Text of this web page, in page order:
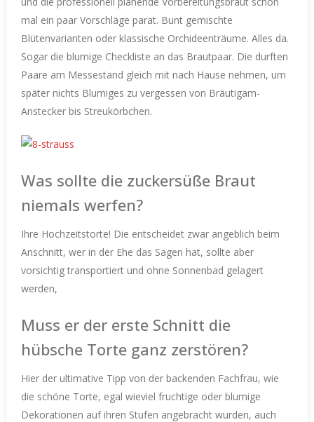
mal ein paar Vorschläge parat. Bunt gemischte
Blütenvarianten oder klassische Orchideenträume. Alles da.
Sogar die blumige Checkliste an das Brautpaar. Die durften
Paare am Messestand gleich mit nach Hause nehmen, um
später nichts Blumiges zu vergessen von Bräutigam-
Anstecker bis Streukörbchen.
Was sollte die zuckersüße Braut
niemals werfen?
Ihre Hochzeitstorte! Die entscheidet zwar angeblich beim
Anschnitt, wer in der Ehe das Sagen hat, sollte aber
vorsichtig transportiert und ohne Sonnenbad gelagert
werden,
Muss er der erste Schnitt die
hübsche Torte ganz zerstören?
Hier der ultimative Tipp von der backenden Fachfrau, wie
die schöne Torte, egal wieviel fruchtige oder blumige
Dekorationen auf ihren Stufen angebracht wurden, auch